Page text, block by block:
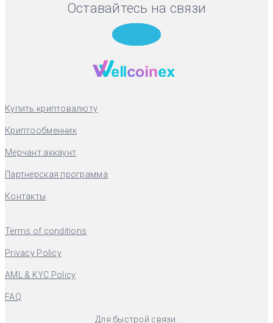
Оставайтесь на связи
Купить криптовалюту
Криптообменник
Мерчант аккаунт
Партнерская программа
Контакты
Terms of conditions
Privacy Policy
AML & KYC Policy
FAQ
Для быстрой связи: